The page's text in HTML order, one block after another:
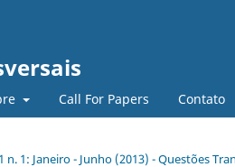
Call For Papers Contato
n. 1: Janeiro - Junho (2013) - Questões